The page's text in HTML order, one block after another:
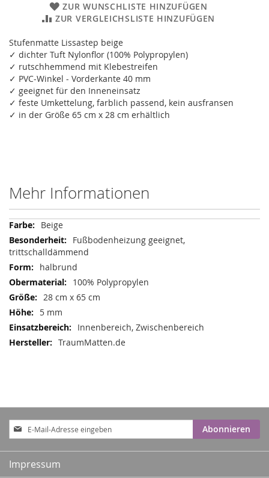
ZUR WUNSCHLISTE HINZUFÜGEN
ZUR VERGLEICHSLISTE HINZUFÜGEN
Stufenmatte Lissastep beige
✓ dichter Tuft Nylonflor (100% Polypropylen)
✓ rutschhemmend mit Klebestreifen
✓ PVC-Winkel - Vorderkante 40 mm
✓ geeignet für den Inneneinsatz
✓ feste Umkettelung, farblich passend, kein ausfransen
✓ in der Größe 65 cm x 28 cm erhältlich
Mehr Informationen
Mehr
Informationen
Beige
Fußbodenheizung geeignet,
trittschalldämmend
halbrund
100% Polypropylen
28 cm x 65 cm
5 mm
Innenbereich, Zwischenbereich
TraumMatten.de
Anmeldung
zum
Newsletter:
Abonnieren
Impressum